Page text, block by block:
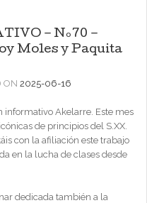
– Nº70 –
Moles y Paquita
ON 2025-06-16
informativo Akelarre. Este mes
de principios del S.XX.
con la afiliación este trabajo
en la lucha de clases desde
dedicada también a la